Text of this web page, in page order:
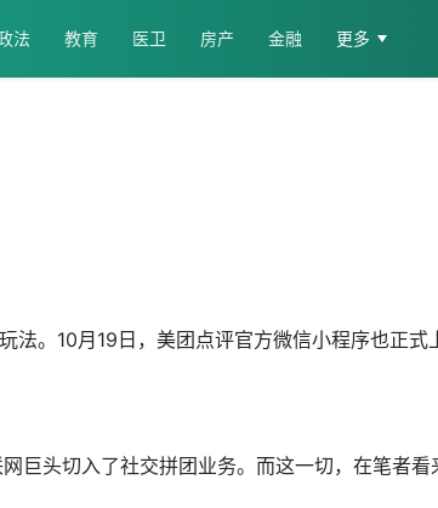
法 教育 医卫 房产 金融 更多